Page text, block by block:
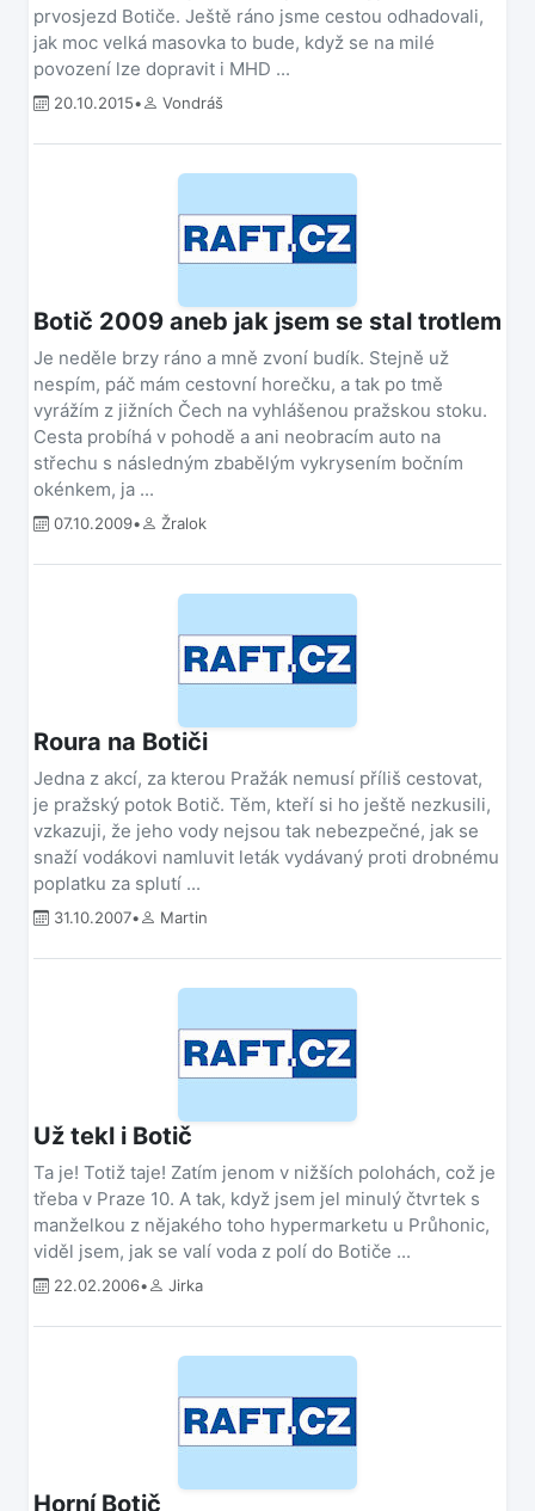
prvosjezd Botiče. Ještě ráno jsme cestou odhadovali,
jak moc velká masovka to bude, když se na milé
povození lze dopravit i MHD ...
20.10.2015• Vondráš
Botič 2009 aneb jak jsem se stal trotlem
Je neděle brzy ráno a mně zvoní budík. Stejně už
nespím, páč mám cestovní horečku, a tak po tmě
vyrážím z jižních Čech na vyhlášenou pražskou stoku.
Cesta probíhá v pohodě a ani neobracím auto na
střechu s následným zbabělým vykrysením bočním
okénkem, ja ...
07.10.2009• Žralok
Roura na Botiči
Jedna z akcí, za kterou Pražák nemusí příliš cestovat,
je pražský potok Botič. Těm, kteří si ho ještě nezkusili,
vzkazuji, že jeho vody nejsou tak nebezpečné, jak se
snaží vodákovi namluvit leták vydávaný proti drobnému
poplatku za splutí ...
31.10.2007• Martin
Už tekl i Botič
Ta je! Totiž taje! Zatím jenom v nižších polohách, což je
třeba v Praze 10. A tak, když jsem jel minulý čtvrtek s
manželkou z nějakého toho hypermarketu u Průhonic,
viděl jsem, jak se valí voda z polí do Botiče ...
22.02.2006• Jirka
Horní Botič